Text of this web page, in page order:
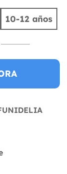
10-12 años